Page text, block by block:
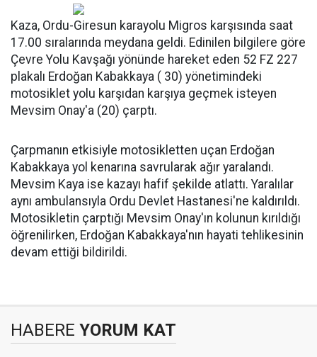
Kaza, Ordu-Giresun karayolu Migros karşısında saat
17.00 sıralarında meydana geldi. Edinilen bilgilere göre
Çevre Yolu Kavşağı yönünde hareket eden 52 FZ 227
plakalı Erdoğan Kabakkaya ( 30) yönetimindeki
motosiklet yolu karşıdan karşıya geçmek isteyen
Mevsim Onay'a (20) çarptı.
Çarpmanın etkisiyle motosikletten uçan Erdoğan
Kabakkaya yol kenarına savrularak ağır yaralandı.
Mevsim Kaya ise kazayı hafif şekilde atlattı. Yaralılar
aynı ambulansıyla Ordu Devlet Hastanesi'ne kaldırıldı.
Motosikletin çarptığı Mevsim Onay'ın kolunun kırıldığı
öğrenilirken, Erdoğan Kabakkaya'nın hayati tehlikesinin
devam ettiği bildirildi.
HABERE YORUM KAT